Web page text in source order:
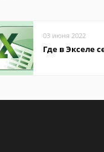
03 июня 2022
Где в Экселе